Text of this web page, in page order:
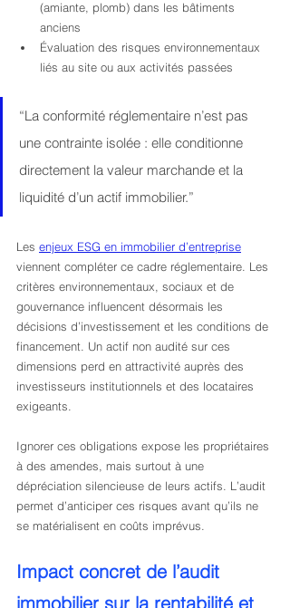
(amiante, plomb) dans les bâtiments
anciens
Évaluation des risques environnementaux
liés au site ou aux activités passées
“La conformité réglementaire n’est pas
une contrainte isolée : elle conditionne
directement la valeur marchande et la
liquidité d’un actif immobilier.”
Les enjeux ESG en immobilier d’entreprise
viennent compléter ce cadre réglementaire. Les
critères environnementaux, sociaux et de
gouvernance influencent désormais les
décisions d’investissement et les conditions de
financement. Un actif non audité sur ces
dimensions perd en attractivité auprès des
investisseurs institutionnels et des locataires
exigeants.
Ignorer ces obligations expose les propriétaires
à des amendes, mais surtout à une
dépréciation silencieuse de leurs actifs. L’audit
permet d’anticiper ces risques avant qu’ils ne
se matérialisent en coûts imprévus.
Impact concret de l’audit
immobilier sur la rentabilité et